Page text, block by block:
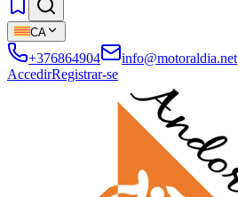
CA
+376864904
info@motoraldia.net
AccedirRegistrar-se